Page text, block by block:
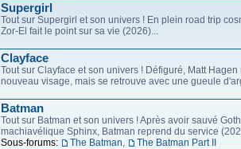
Supergirl
Tout sur Supergirl et son univers ! En plein road trip
Zor-El fait le point sur sa vie (2026)...
Clayface
Tout sur Clayface et son univers ! Défiguré, Matt Hagen
nouveau visage, mais se retrouve avec une gueule
Batman
Tout sur Batman et son univers ! Après avoir sauvé
machiavélique Sphinx, Batman reprend du service
Sous-forums:
The Batman The Batman Part II